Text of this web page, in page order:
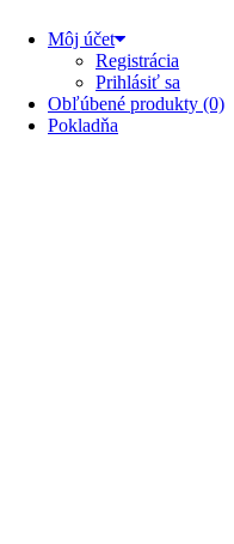
Môj účet
Registrácia
Prihlásiť sa
Obľúbené produkty (0)
Pokladňa